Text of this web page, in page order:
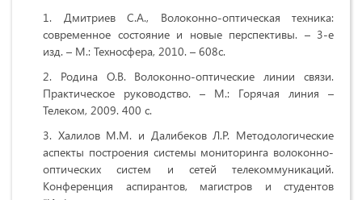
Дмитриев С.А., Волоконно-оптическая техника:
современное состояние и новые перспективы. – 3-е
изд. – М.: Техносфера, 2010. – 608с.
Родина О.В. Волоконно-оптические линии связи.
Практическое руководство. – М.: Горячая линия –
Телеком, 2009. 400 с.
Халилов М.М. и Далибеков Л.Р. Методологические
аспекты построения системы мониторинга волоконно-
оптических систем и сетей телекоммуникаций.
Конференция аспирантов, магистров и студентов